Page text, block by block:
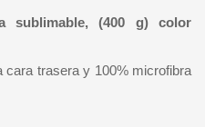
sublimable, (400 g) color
cara trasera y 100% microfibra